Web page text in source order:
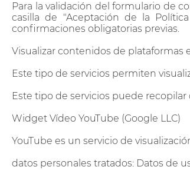
Para la validación del formulario de
casilla de "Aceptación de la
confirmaciones obligatorias previas.
Visualizar contenidos de plataformas
Este tipo de servicios permiten
Este tipo de servicios puede
Widget Vídeo YouTube (Google LLC)
YouTube es un servicio de
datos personales tratados: Datos de